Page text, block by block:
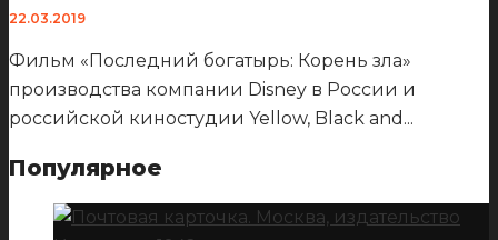
22.03.2019
Фильм «Последний богатырь: Корень зла»
производства компании Disney в России и
российской киностудии Yellow, Black and ...
Популярное